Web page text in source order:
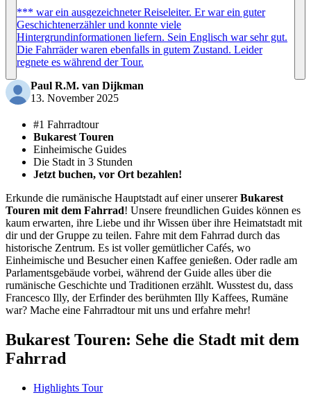
*** war ein ausgezeichneter Reiseleiter. Er war ein guter
Geschichtenerzähler und konnte viele
Hintergrundinformationen liefern. Sein Englisch war sehr gut.
Die Fahrräder waren ebenfalls in gutem Zustand. Leider
regnete es während der Tour.
Paul R.M. van Dijkman
13. November 2025
#1 Fahrradtour
Bukarest Touren
Einheimische Guides
Die Stadt in 3 Stunden
Jetzt buchen, vor Ort bezahlen!
Erkunde die rumänische Hauptstadt auf einer unsererBukarest
Touren mit dem Fahrrad! Unsere freundlichen Guides können es
kaum erwarten, ihre Liebe und ihr Wissen über ihre Heimatstadt mit
dir und der Gruppe zu teilen. Fahre mit dem Fahrrad durch das
historische Zentrum. Es ist voller gemütlicher Cafés, wo
Einheimische und Besucher einen Kaffee genießen. Oder radle am
Parlamentsgebäude vorbei, während der Guide alles über die
rumänische Geschichte und Traditionen erzählt. Wusstest du, dass
Francesco Illy, der Erfinder des berühmten Illy Kaffees, Rumäne
war? Mache eine Fahrradtour mit uns und erfahre mehr!
Bukarest Touren: Sehe die Stadt mit dem
Fahrrad
Highlights Tour